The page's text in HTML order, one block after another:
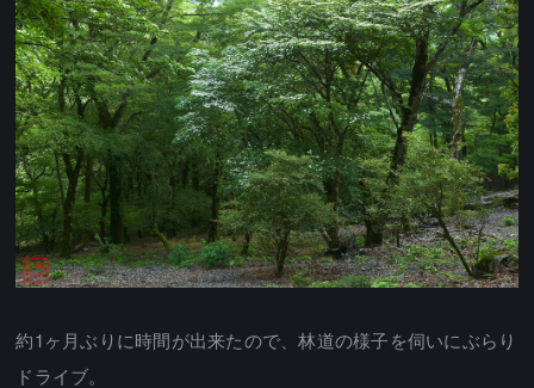
約1ヶ月ぶりに時間が出来たので、林道の様子を伺いにぶらり
ドライブ。